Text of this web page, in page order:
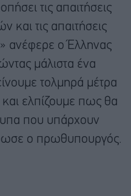
τις απαιτήσεις
και τις απαιτήσεις
ανέφερε ο Έλληνας
μάλιστα ένα
τολμηρά μέτρα
ελπίζουμε πως θα
που υπάρχουν
ο πρωθυπουργός.